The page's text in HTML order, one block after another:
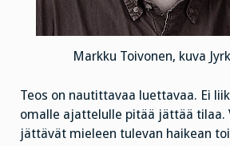
Markku Toivonen, kuva
Teos on nautittavaa luettavaa. Ei
omalle ajattelulle pitää jättää tilaa.
jättävät mieleen tulevan haikean